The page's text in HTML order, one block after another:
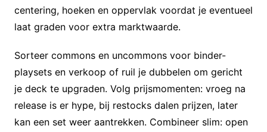
centering, hoeken en oppervlak voordat je eventueel
laat graden voor extra marktwaarde.
Sorteer commons en uncommons voor binder-
playsets en verkoop of ruil je dubbelen om gericht
je deck te upgraden. Volg prijsmomenten: vroeg na
release is er hype, bij restocks dalen prijzen, later
kan een set weer aantrekken. Combineer slim: open